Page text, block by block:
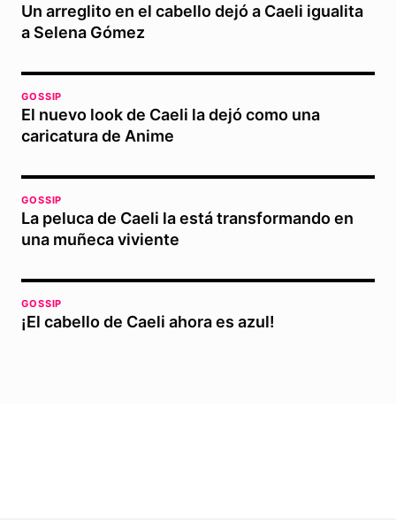
Un arreglito en el cabello dejó a Caeli igualita
a Selena Gómez
GOSSIP
El nuevo look de Caeli la dejó como una
caricatura de Anime
GOSSIP
La peluca de Caeli la está transformando en
una muñeca viviente
GOSSIP
¡El cabello de Caeli ahora es azul!